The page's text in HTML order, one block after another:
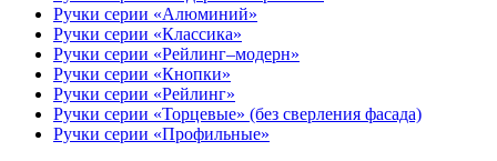
Ручки серии «Алюминий»
Ручки серии «Классика»
Ручки серии «Рейлинг–модерн»
Ручки серии «Кнопки»
Ручки серии «Рейлинг»
Ручки серии «Торцевые» (без сверления фасада)
Ручки серии «Профильные»